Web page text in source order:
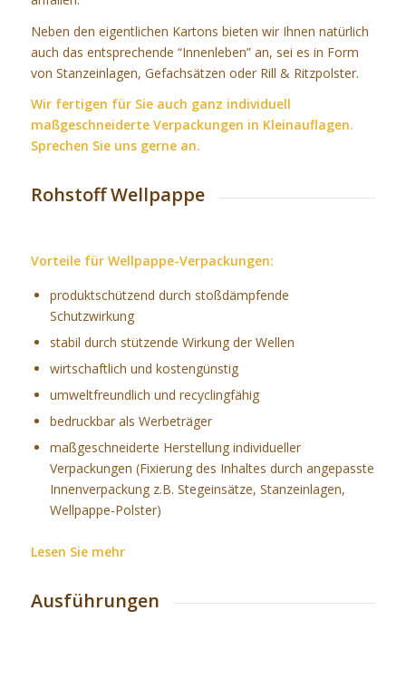
Neben den eigentlichen Kartons bieten wir Ihnen natürlich
auch das entsprechende “Innenleben” an, sei es in Form
von Stanzeinlagen, Gefachsätzen oder Rill & Ritzpolster.
Wir fertigen für Sie auch ganz individuell
maßgeschneiderte Verpackungen in Kleinauflagen.
Sprechen Sie uns gerne an.
Rohstoff Wellpappe
Vorteile für Wellpappe-Verpackungen:
produktschützend durch stoßdämpfende
Schutzwirkung
stabil durch stützende Wirkung der Wellen
wirtschaftlich und kostengünstig
umweltfreundlich und recyclingfähig
bedruckbar als Werbeträger
maßgeschneiderte Herstellung individueller
Verpackungen (Fixierung des Inhaltes durch angepasste
Innenverpackung z.B. Stegeinsätze, Stanzeinlagen,
Wellpappe-Polster)
Lesen Sie mehr
Ausführungen